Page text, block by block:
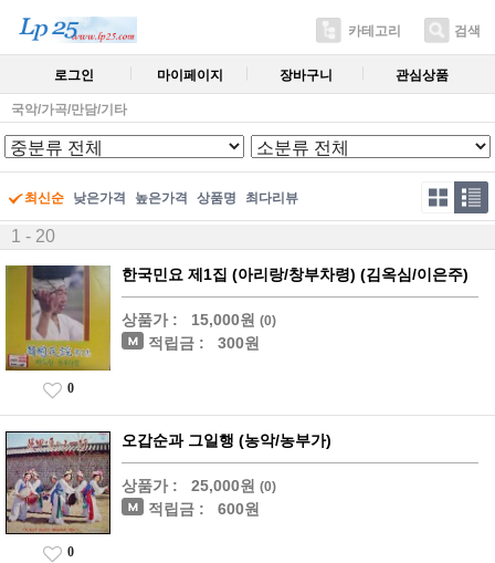
카테고리 검색
로그인 마이페이지 장바구니 관심상품
국악/가곡/만담/기타
최신순 낮은가격 높은가격 상품명 최다리뷰
1 - 20
한국민요 제1집 (아리랑/창부차령) (김옥심/이은주)
상품가 : 15,000원 (0)
적립금 : 300원
0
오갑순과 그일행 (농악/농부가)
상품가 : 25,000원 (0)
적립금 : 600원
0